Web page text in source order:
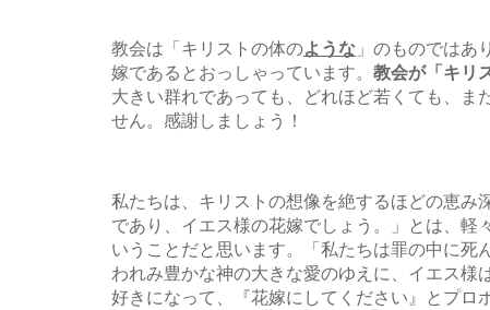
教会は「キリストの体のような 」のものではあ
嫁であるとおっしゃっています。 教会が「キリ
大きい群れであっても、どれほど若くても、ま
せん。感謝しましょう！
私たちは、キリストの想像を絶するほどの恵
であり、イエス様の花嫁でしょう。」とは、軽
いうことだと思います。「私たちは罪の中に
われみ豊かな神の大きな愛のゆえに、イエス様
好きになって、『花嫁にしてください』とプ